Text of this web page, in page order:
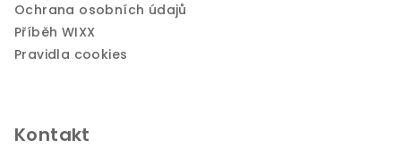
Ochrana osobních údajů
Příběh WIXX
Pravidla cookies
Kontakt